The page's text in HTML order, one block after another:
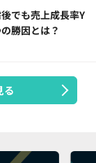
でも売上成長率Y
勝因とは？
る